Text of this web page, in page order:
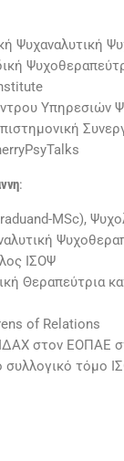
Ψυχαναλυτική
Υπηρεσιών
:
MSc),
ΙΣΟΨ
Θεραπεύτρια
of Relations
στον ΕΟΠΑΕ
συλλογικό τόμο